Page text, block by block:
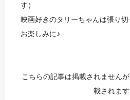
す）
映画好きのタリーちゃんは張り切
お楽しみに♪
こちらの記事は掲載されません
載されます